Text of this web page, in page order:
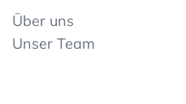
Über uns
Unser Team